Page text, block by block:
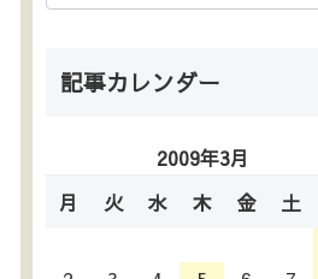
記事カレンダー
2009年3月
月
火 水 木 金 土